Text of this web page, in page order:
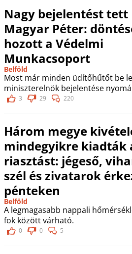
Nagy bejelentést tett
Magyar Péter:
hozott a Védelmi
Munkacsoport
Belföld
Most már minden üdítőhűtőt be
miniszterelnök bejelentése
3 29 220
Három megye
mindegyikre kiadták
riasztást: jégeső,
szél és zivatarok
pénteken
Belföld
A legmagasabb nappali
fok között várható.
0 0 5